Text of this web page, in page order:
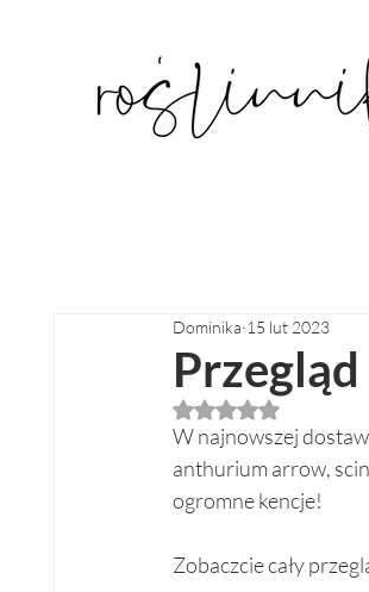
Dominika 15 lut 2023
Oceniono na NaN
W najnowszej
anthurium arrow,
ogromne kencje!
Zobaczcie cały